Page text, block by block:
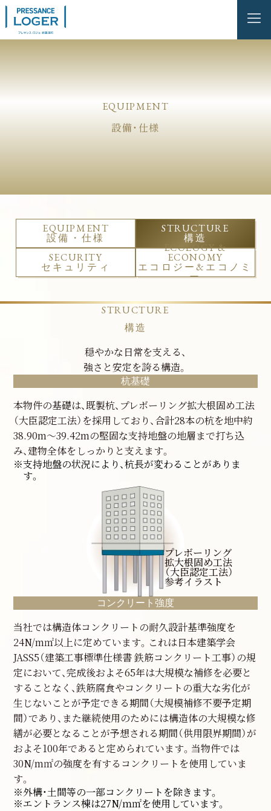
EQUIPMENT
設備・仕様
EQUIPMENT
設備・仕様
STRUCTURE
構造
SECURITY
セキュリティ
ECOLOGY &
ECONOMY
エコロジー&エコノミ
ー
STRUCTURE
構造
穏やかな日常を支える、
強さと安定を誇る構造。
杭基礎
本物件の基礎は、既製杭、プレボーリング拡大根固め工法
（大臣認定工法）を採用しており、合計28本の杭を地中約
38.90m〜39.42mの堅固な支持地盤の地層まで打ち込
み、建物全体をしっかりと支えます。
※支持地盤の状況により、杭長が変わることがありま
す。
プレボーリング
拡大根固め工法
（大臣認定工法）
参考イラスト
コンクリート強度
当社では構造体コンクリートの耐久設計基準強度を
24N/m㎡以上に定めています。これは日本建築学会
JASS5（建築工事標準仕様書 鉄筋コンクリート工事）の規
定において、完成後およそ65年は大規模な補修を必要と
することなく、鉄筋腐食やコンクリートの重大な劣化が
生じないことが予定できる期間（大規模補修不要予定期
間）であり、また継続使用のためには構造体の大規模な修
繕が必要となることが予想される期間（供用限界期間）が
およそ100年であると定められています。当物件では
30N/m㎡の強度を有するコンクリートを使用していま
す。
※外構・土間等の一部コンクリートを除きます。
※エントランス棟は27N/ｍ㎡を使用しています。